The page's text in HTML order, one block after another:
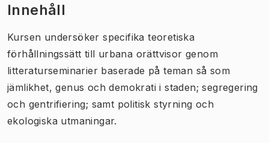
Innehåll
Kursen undersöker specifika teoretiska
förhållningssätt till urbana orättvisor genom
litteraturseminarier baserade på teman så som
jämlikhet, genus och demokrati i staden; segregering
och gentrifiering; samt politisk styrning och
ekologiska utmaningar.